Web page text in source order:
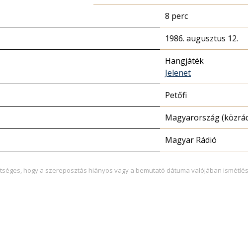
8 perc
1986. augusztus 12.
Hangjáték
Jelenet
Petőfi
Magyarország
Magyar Rádió
hogy a szereposztás hiányos vagy a bemutató dátuma valójában